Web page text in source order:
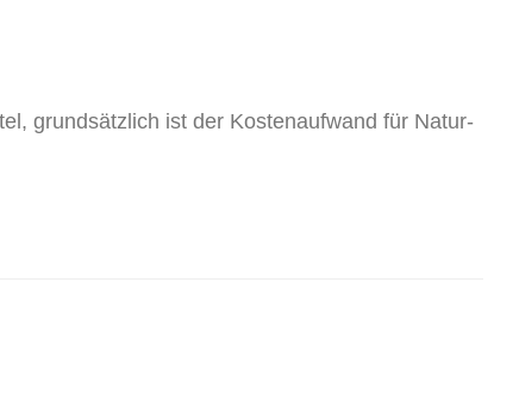
grundsätzlich ist der Kostenaufwand für Natur-